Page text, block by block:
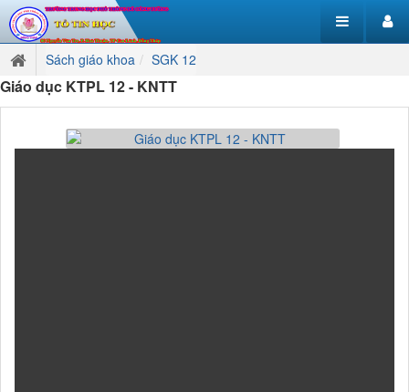
Sách giáo khoa SGK 12
Giáo dục KTPL 12 - KNTT